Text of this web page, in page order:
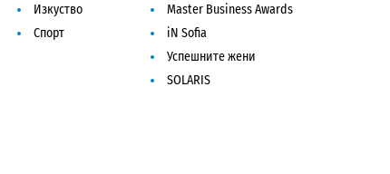
Изкуство
Спорт
Master Business Awards
iN Sofia
Успешните жени
SOLARIS